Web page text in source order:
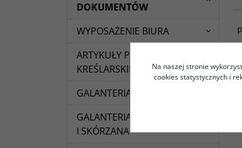
DOKUMENTÓW
WYPOSAŻENIE BIURA
ARTYKUŁY PIŚMIENNE I
KREŚLARSKIE
GALANTERIA BIUROWA
GALANTERIA PAPIERNICZA
I SKÓRZANA
Na naszej stronie
cookies statystycznych i